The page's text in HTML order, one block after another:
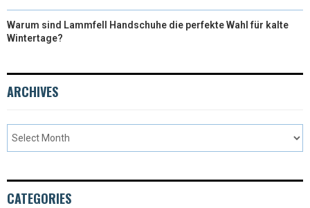
Warum sind Lammfell Handschuhe die perfekte Wahl für kalte
Wintertage?
ARCHIVES
CATEGORIES